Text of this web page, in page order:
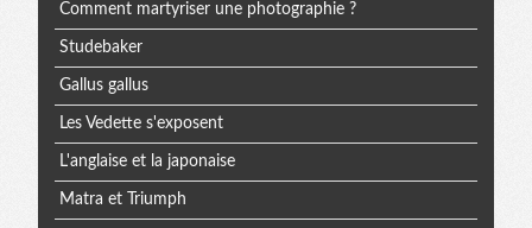
Comment martyriser une photographie ?
Studebaker
Gallus gallus
Les Vedette s'exposent
L'anglaise et la japonaise
Matra et Triumph